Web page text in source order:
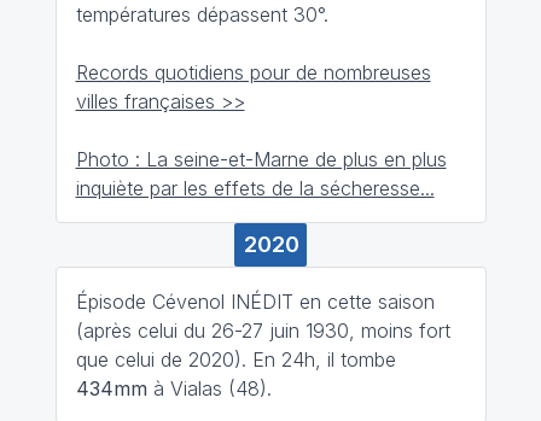
températures dépassent 30°.
Records quotidiens pour de nombreuses
villes françaises >>
Photo : La seine-et-Marne de plus en plus
inquiète par les effets de la sécheresse...
2020
Épisode Cévenol INÉDIT en cette saison
(après celui du 26-27 juin 1930, moins fort
que celui de 2020). En 24h, il tombe
434mm à Vialas (48).